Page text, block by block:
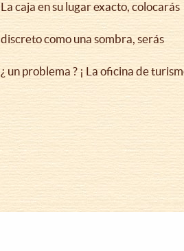
La caja en su lugar exacto, colocarás
discreto como una sombra, serás
¿ un problema ? ¡ La oficina de